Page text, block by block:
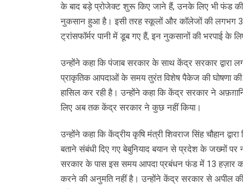
के बाद बड़े प्रोजेक्ट शुरू किए जाने हैं, उनके लिए भी फंड की
नुकसान हुआ है। इसी तरह स्कूलों और कॉलेजों की लगभग
ट्रांसफॉर्मर पानी में डूब गए हैं, इन नुकसानों की भरपाई के
उन्होंने कहा कि पंजाब सरकार के साथ केंद्र सरकार द्वारा
प्राकृतिक आपदाओं के समय तुरंत विशेष पैकेज की घोषणा की
हासिल कर रही है। उन्होंने कहा कि केंद्र सरकार ने
लिए अब तक केंद्र सरकार ने कुछ नहीं किया।
उन्होंने कहा कि केंद्रीय कृषि मंत्री शिवराज सिंह चौहान
बताने संबंधी दिए गए बेबुनियाद बयान से प्रदेश के जख्मों
सरकार के पास इस समय आपदा प्रबंधन फंड में 13 हज़ार
करने की अनुमति नहीं है। उन्होंने केंद्र सरकार से अपील की